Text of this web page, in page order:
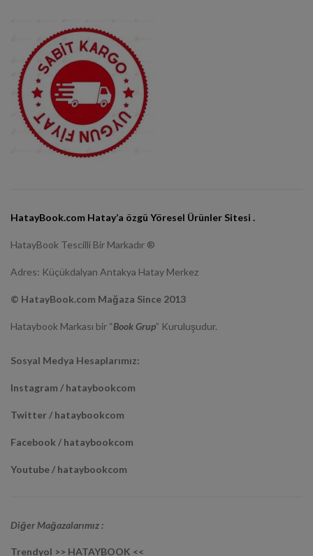
HatayBook.com Hatay’a özgü Yöresel Ürünler Sitesi .
HatayBook Tescilli Bir Markadır ®
Adres: Küçükdalyan Antakya Hatay Merkez
© HatayBook.com Mağaza Since 2013
Hataybook Markası bir “Book Grup” Kuruluşudur.
Sosyal Medya Hesaplarımız:
Instagram / hataybookcom
Twitter / hataybookcom
Facebook / hataybookcom
Youtube / hataybookcom
Diğer Mağazalarımız :
Trendyol >> HATAYBOOK <<